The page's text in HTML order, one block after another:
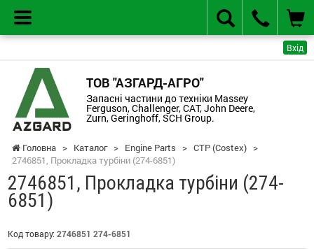
Вхід
ТОВ "АЗГАРД-АГРО"
Запасні частини до техніки Massey
Ferguson, Challenger, CAT, John Deere,
Zurn, Geringhoff, SCH Group.
Головна > Каталог > Engine Parts > CTP (Costex) >
2746851, Прокладка турбіни (274-6851)
2746851, Прокладка турбіни (274-
6851)
Код товару: 2746851 274-6851